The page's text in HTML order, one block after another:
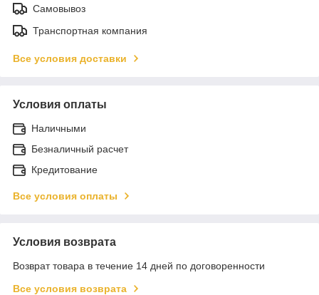
Самовывоз
Транспортная компания
Все условия доставки
Условия оплаты
Наличными
Безналичный расчет
Кредитование
Все условия оплаты
Условия возврата
Возврат товара в течение 14 дней по договоренности
Все условия возврата